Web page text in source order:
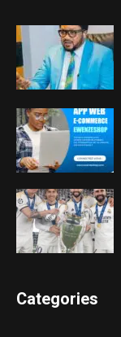
Categories